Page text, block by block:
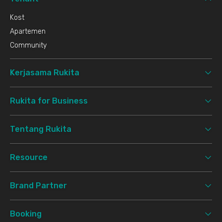
Kost
Apartemen
Community
Kerjasama Rukita
Rukita for Business
Tentang Rukita
Resource
Brand Partner
Booking